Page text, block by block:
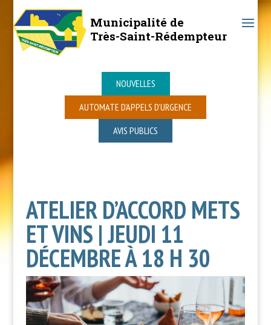
Municipalité de
Très-Saint-Rédempteur
NOUVELLES
AUTOMATE D’APPELS D’URGENCE
AVIS PUBLICS
ATELIER D’ACCORD METS
ET VINS | JEUDI 11
DÉCEMBRE À 18 H 30